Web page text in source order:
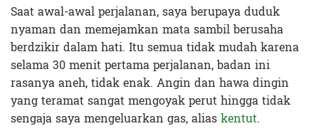
Saat awal-awal perjalanan, saya berupaya duduk
nyaman dan memejamkan mata sambil berusaha
berdzikir dalam hati. Itu semua tidak mudah karena
selama 30 menit pertama perjalanan, badan ini
rasanya aneh, tidak enak. Angin dan hawa dingin
yang teramat sangat mengoyak perut hingga tidak
sengaja saya mengeluarkan gas, aliaskentut.